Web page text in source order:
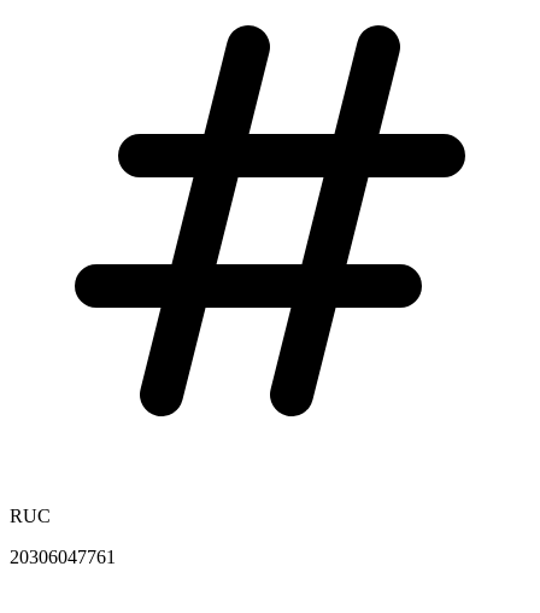
RUC
20306047761